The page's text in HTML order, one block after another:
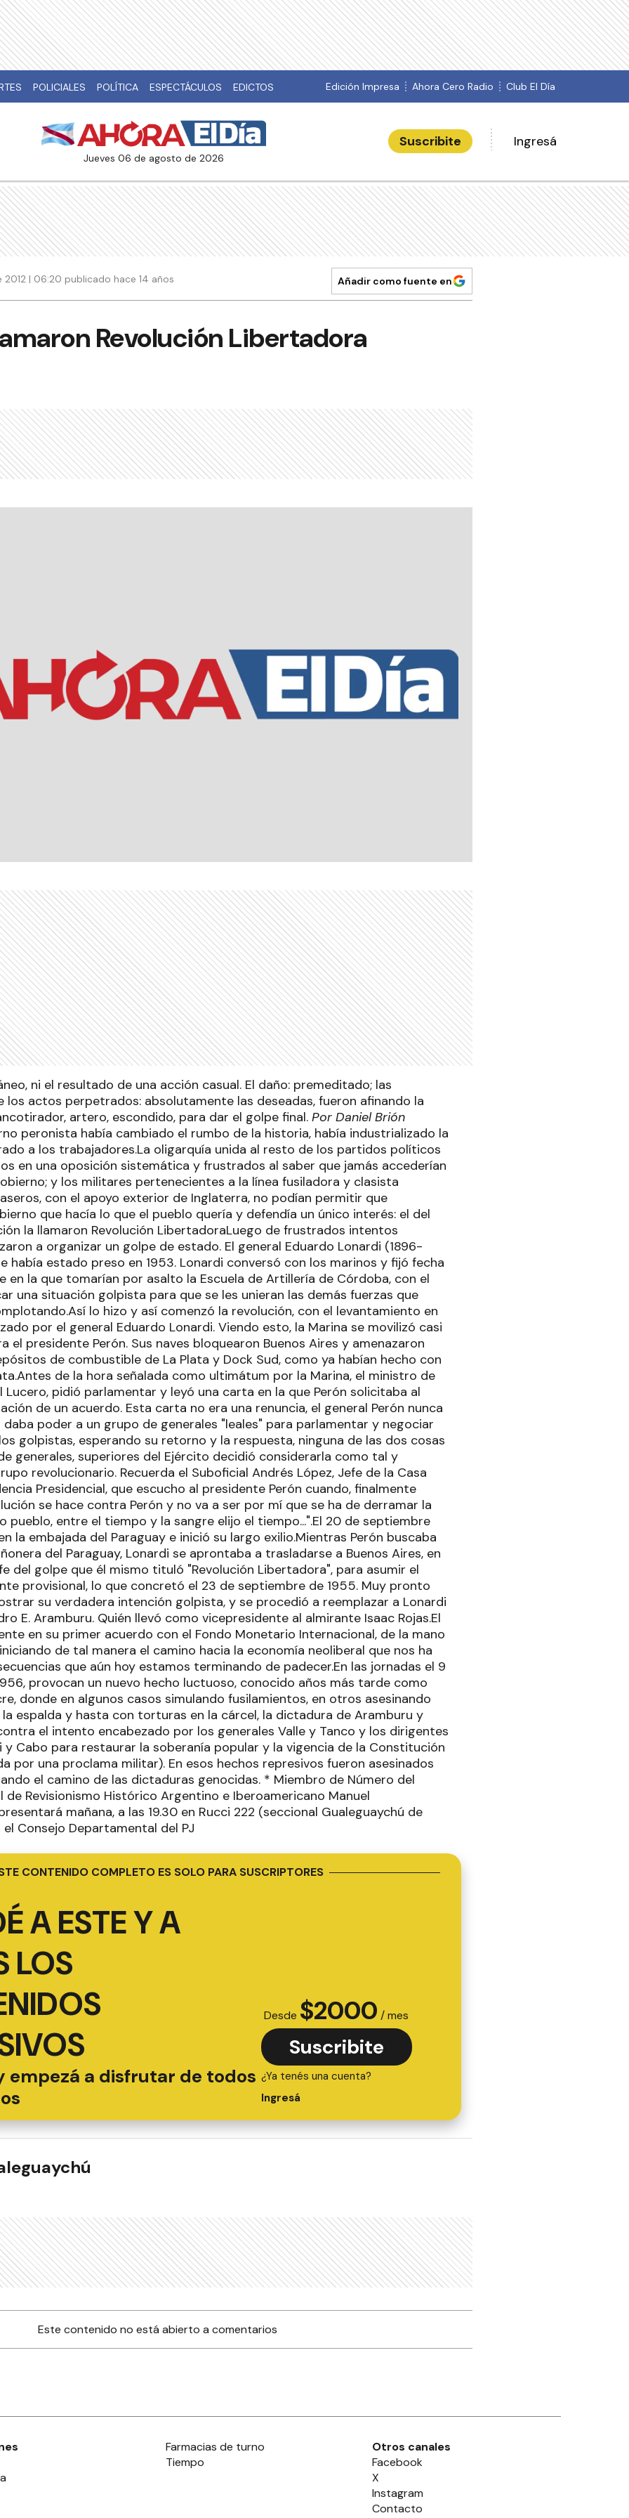
POLICIALES POLÍTICA ESPECTÁCULOS EDICTOS Edición Impresa Ahora Cero Radio Club El Día
jueves 06 de agosto de 2026
Suscribite Ingresá
2012 | 06:20 publicado hace 14 años Añadir como fuente en
Revolución Libertadora
ni el resultado de una acción casual. El daño: premeditado; las
los actos perpetrados: absolutamente las deseadas, fueron afinando la
artero, escondido, para dar el golpe final. Por Daniel Brión
peronista había cambiado el rumbo de la historia, había industrializado la
a los trabajadores.La oligarquía unida al resto de los partidos políticos
en una oposición sistemática y frustrados al saber que jamás accederían
y los militares pertenecientes a la línea fusiladora y clasista
con el apoyo exterior de Inglaterra, no podían permitir que
que hacía lo que el pueblo quería y defendía un único interés: el del
la llamaron Revolución LibertadoraLuego de frustrados intentos
a organizar un golpe de estado. El general Eduardo Lonardi (1896-
había estado preso en 1953. Lonardi conversó con los marinos y fijó fecha
en la que tomarían por asalto la Escuela de Artillería de Córdoba, con el
una situación golpista para que se les unieran las demás fuerzas que
lo hizo y así comenzó la revolución, con el levantamiento en
por el general Eduardo Lonardi. Viendo esto, la Marina se movilizó casi
presidente Perón. Sus naves bloquearon Buenos Aires y amenazaron
de combustible de La Plata y Dock Sud, como ya habían hecho con
de la hora señalada como ultimátum por la Marina, el ministro de
Lucero, pidió parlamentar y leyó una carta en la que Perón solicitaba al
de un acuerdo. Esta carta no era una renuncia, el general Perón nunca
poder a un grupo de generales "leales" para parlamentar y negociar
golpistas, esperando su retorno y la respuesta, ninguna de las dos cosas
generales, superiores del Ejército decidió considerarla como tal y
revolucionario. Recuerda el Suboficial Andrés López, Jefe de la Casa
Presidencial, que escucho al presidente Perón cuando, finalmente
se hace contra Perón y no va a ser por mí que se ha de derramar la
pueblo, entre el tiempo y la sangre elijo el tiempo...".El 20 de septiembre
la embajada del Paraguay e inició su largo exilio.Mientras Perón buscaba
del Paraguay, Lonardi se aprontaba a trasladarse a Buenos Aires, en
del golpe que él mismo tituló "Revolución Libertadora", para asumir el
provisional, lo que concretó el 23 de septiembre de 1955. Muy pronto
su verdadera intención golpista, y se procedió a reemplazar a Lonardi
E. Aramburu. Quién llevó como vicepresidente al almirante Isaac Rojas.El
en su primer acuerdo con el Fondo Monetario Internacional, de la mano
de tal manera el camino hacia la economía neoliberal que nos ha
que aún hoy estamos terminando de padecer.En las jornadas el 9
provocan un nuevo hecho luctuoso, conocido años más tarde como
donde en algunos casos simulando fusilamientos, en otros asesinando
espalda y hasta con torturas en la cárcel, la dictadura de Aramburu y
el intento encabezado por los generales Valle y Tanco y los dirigentes
y Cabo para restaurar la soberanía popular y la vigencia de la Constitución
por una proclama militar). En esos hechos represivos fueron asesinados
el camino de las dictaduras genocidas. * Miembro de Número del
Revisionismo Histórico Argentino e Iberoamericano Manuel
mañana, a las 19.30 en Rucci 222 (seccional Gualeguaychú de
Consejo Departamental del PJ
CONTENIDO COMPLETO ES SOLO PARA SUSCRIPTORES
A ESTE Y A
LOS
empezá a disfrutar de todos
Desde $2000 / mes
Suscribite
¿Ya tenés una cuenta?
Ingresá
Este contenido no está abierto a comentarios
Farmacias de turno
Tiempo
Otros canales
Facebook
X
Instagram
Contacto